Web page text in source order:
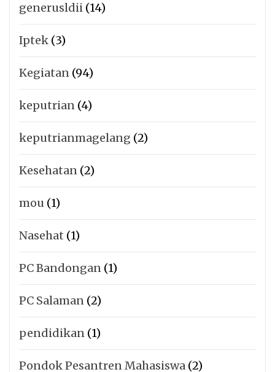
generusldii (14)
Iptek (3)
Kegiatan (94)
keputrian (4)
keputrianmagelang (2)
Kesehatan (2)
mou (1)
Nasehat (1)
PC Bandongan (1)
PC Salaman (2)
pendidikan (1)
Pondok Pesantren Mahasiswa (2)